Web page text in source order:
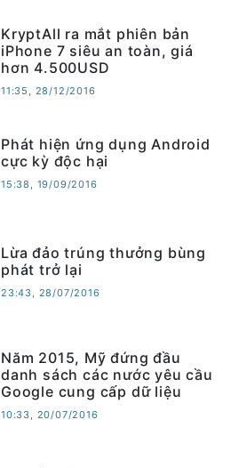
KryptAll ra mắt phiên bản
iPhone 7 siêu an toàn, giá
hơn 4.500USD
11:35, 28/12/2016
Phát hiện ứng dụng Android
cực kỳ độc hại
15:38, 19/09/2016
Lừa đảo trúng thưởng bùng
phát trở lại
23:43, 28/07/2016
Năm 2015, Mỹ đứng đầu
danh sách các nước yêu cầu
Google cung cấp dữ liệu
10:33, 20/07/2016